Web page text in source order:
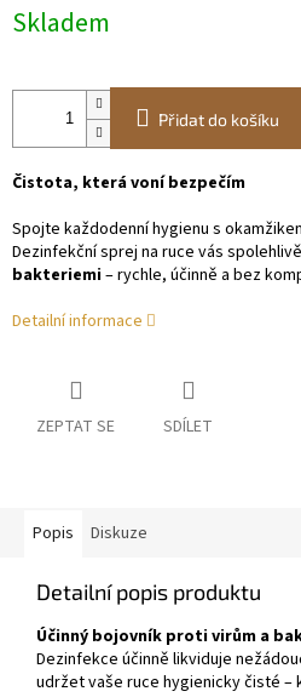
cena:
Skladem
Přidat do košíku
Čistota, která voní bezpečím
Spojte každodenní hygienu s
Dezinfekční sprej na ruce vás spolehlivě
bakteriemi– rychle, účinně a bez
Detailní informace
ZEPTAT SE SDÍLET
Popis Diskuze
Detailní popis produktu
Účinný bojovník proti virům a
Dezinfekce účinně likviduje
udržet vaše ruce hygienicky čisté –